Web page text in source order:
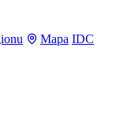
Mapa IDC